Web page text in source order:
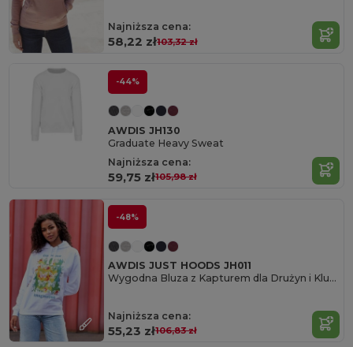
Najniższa cena:
58,22 zł103,32 zł
-44%
AWDIS JH130
Graduate Heavy Sweat
Najniższa cena:
59,75 zł105,98 zł
-48%
AWDIS JUST HOODS JH011
Wygodna Bluza z Kapturem dla Drużyn i Klubów
Najniższa cena:
55,23 zł106,83 zł